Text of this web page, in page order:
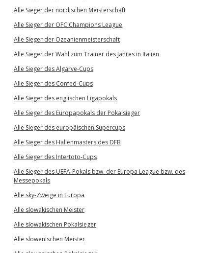
Alle Sieger der nordischen Meisterschaft
Alle Sieger der OFC Champions League
Alle Sieger der Ozeanienmeisterschaft
Alle Sieger der Wahl zum Trainer des Jahres in Italien
Alle Sieger des Algarve-Cups
Alle Sieger des Confed-Cups
Alle Sieger des englischen Ligapokals
Alle Sieger des Europapokals der Pokalsieger
Alle Sieger des europäischen Supercups
Alle Sieger des Hallenmasters des DFB
Alle Sieger des Intertoto-Cups
Alle Sieger des UEFA-Pokals bzw. der Europa League bzw. des
Messepokals
Alle sky-Zweige in Europa
Alle slowakischen Meister
Alle slowakischen Pokalsieger
Alle slowenischen Meister